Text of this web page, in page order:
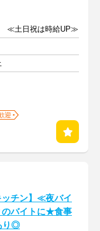
≪土日祝は時給UP≫
迎
ッチン】≪夜バイ
のバイトに★食事
り◎